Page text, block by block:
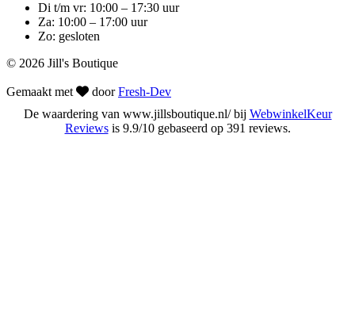
Di t/m vr: 10:00 – 17:30 uur
Za: 10:00 – 17:00 uur
Zo: gesloten
© 2026 Jill's Boutique
Gemaakt met doorFresh-Dev
De waardering van www.jillsboutique.nl/ bij WebwinkelKeur
Reviewsis 9.9/10 gebaseerd op 391 reviews.